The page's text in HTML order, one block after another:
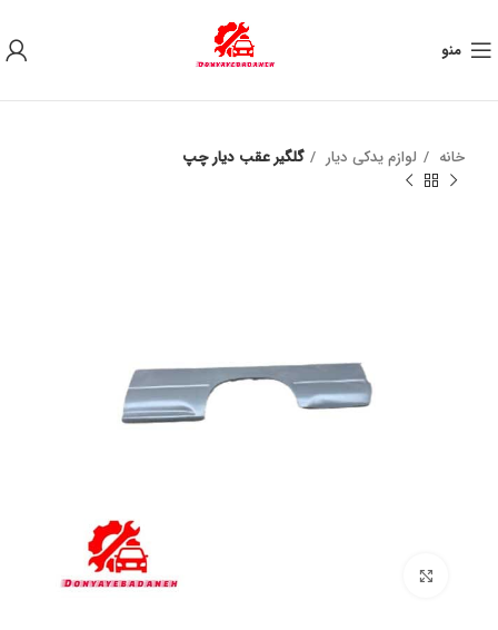
منو
خانه لوازم یدکی دیار گلگیر عقب دیار چپ
به علت نوسان ارز ، لطفا قبل از خرید تماس بگیرید.